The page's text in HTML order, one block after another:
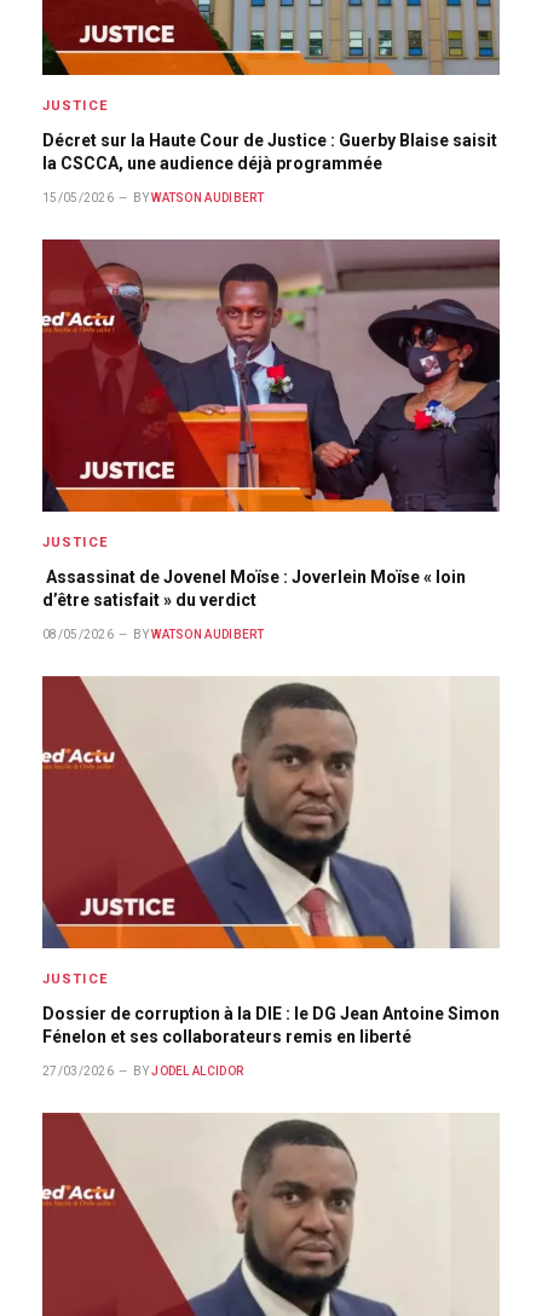
JUSTICE
Décret sur la Haute Cour de Justice : Guerby Blaise saisit
la CSCCA, une audience déjà programmée
15/05/2026 BY WATSON AUDIBERT
JUSTICE
Assassinat de Jovenel Moïse : Joverlein Moïse « loin
d’être satisfait » du verdict
08/05/2026 BY WATSON AUDIBERT
JUSTICE
Dossier de corruption à la DIE : le DG Jean Antoine Simon
Fénelon et ses collaborateurs remis en liberté
27/03/2026 BY JODEL ALCIDOR